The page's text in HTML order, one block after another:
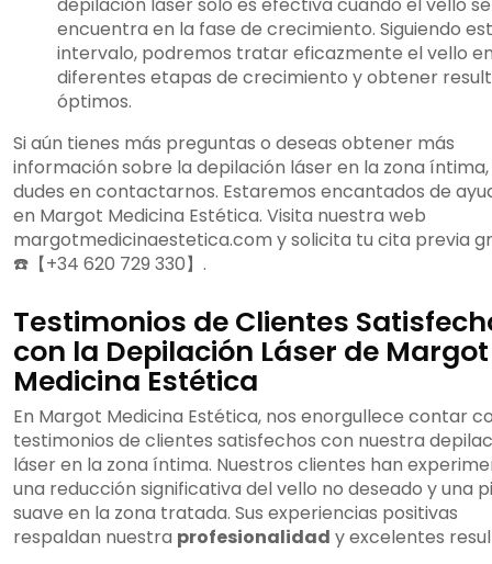
depilación láser solo es efectiva cuando el vello se
encuentra en la fase de crecimiento. Siguiendo
intervalo, podremos tratar eficazmente el vello
diferentes etapas de crecimiento y obtener
óptimos.
Si aún tienes más preguntas o deseas obtener más
información sobre la depilación láser en la zona
dudes en contactarnos. Estaremos encantados de
en Margot Medicina Estética. Visita nuestra web
margotmedicinaestetica.com y solicita tu cita previa
☎️【+34 620 729 330】.
Testimonios de Clientes
con la Depilación Láser de Margot
Medicina Estética
En Margot Medicina Estética, nos enorgullece contar
testimonios de clientes satisfechos con nuestra
láser en la zona íntima. Nuestros clientes han
una reducción significativa del vello no deseado y una
suave en la zona tratada. Sus experiencias positivas
respaldan nuestra profesionalidad y excelentes